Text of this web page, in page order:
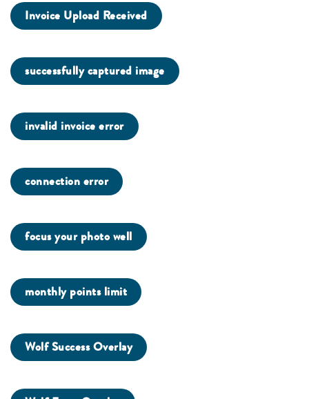
Invoice Upload Received
successfully captured image
invalid invoice error
connection error
focus your photo well
monthly points limit
Wolf Success Overlay